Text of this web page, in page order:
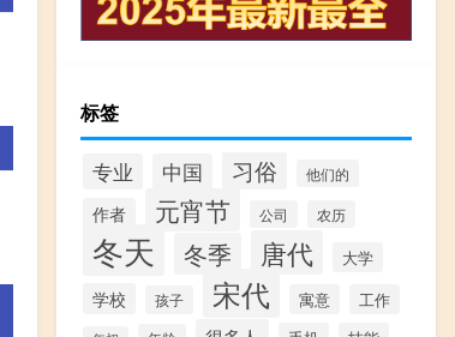
标签
专业 中国 习俗 他们的
作者 元宵节 公司 农历
冬天 冬季 唐代 大学
学校 孩子 宋代 寓意 工作